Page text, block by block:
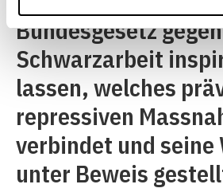
Bundesgesetz
Schwarzarbeit
lassen, welches
repressiven
verbindet und seine
unter Beweis